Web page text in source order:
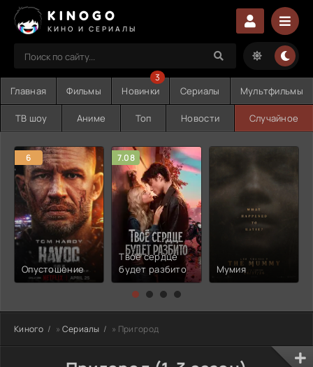
KINOGO
КИНО И СЕРИАЛЫ
Главная Фильмы Новинки
3
Сериалы Мультфильмы
ТВ шоу Аниме Топ Новости Случайное
6
Опустошение
7.08
Твоё сердце
будет разбито
Мумия
Киного » Сериалы » Пригород